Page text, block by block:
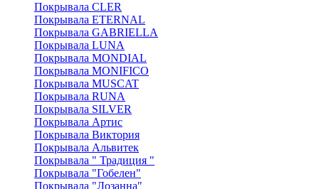
Покрывала CLER
Покрывала ETERNAL
Покрывала GABRIELLA
Покрывала LUNA
Покрывала MONDIAL
Покрывала MONIFICO
Покрывала MUSCAT
Покрывала RUNA
Покрывала SILVER
Покрывала Артис
Покрывала Виктория
Покрывала Альвитек
Покрывала " Традиция "
Покрывала "Гобелен"
Покрывала "Лозанна"